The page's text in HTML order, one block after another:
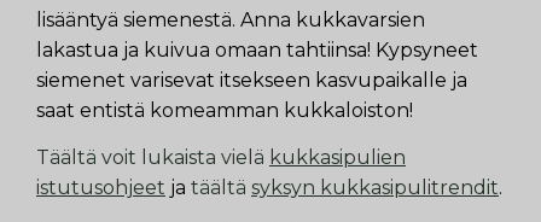
lisääntyä siemenestä. Anna kukkavarsien
lakastua ja kuivua omaan tahtiinsa! Kypsyneet
siemenet varisevat itsekseen kasvupaikalle ja
saat entistä komeamman kukkaloiston!
Täältä voit lukaista vielä kukkasipulien
istutusohjeet ja täältä syksyn kukkasipulitrendit.